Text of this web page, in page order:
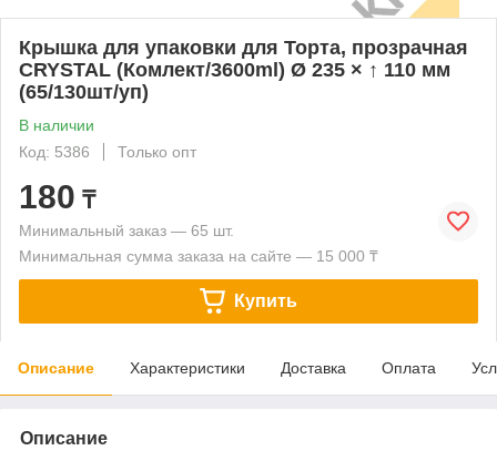
Крышка для упаковки для Торта, прозрачная
CRYSTAL (Комлект/3600ml) Ø 235 × ↑ 110 мм
(65/130шт/уп)
В наличии
Код: 5386
Только опт
180 ₸
Минимальный заказ — 65 шт.
Минимальная сумма заказа на сайте — 15 000 ₸
Купить
Описание Характеристики Доставка Оплата
Описание